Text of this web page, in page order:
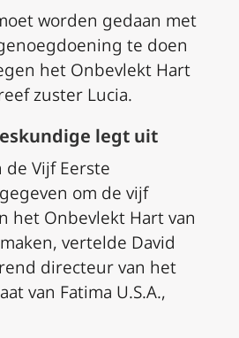
worden gedaan met
te doen
het Onbevlekt Hart
zuster Lucia.
legt uit
de Vijf Eerste
om de vijf
het Onbevlekt Hart van
vertelde David
directeur van het
van Fatima U.S.A.,